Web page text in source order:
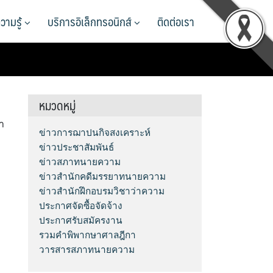
ามรู้ บริการอิเล็กทรอนิกส์ ติดต่อเรา
หมวดหมู่
ข่าวการฌาปนกิจสงเคราะห์
ข่าวประชาสัมพันธ์
ข่าวสภาทนายความ
ข่าวสำนักคดีมรรยาทนายความ
ข่าวสำนักฝึกอบรมวิชาว่าความ
ประกาศจัดซื้อจัดจ้าง
ประกาศรับสมัครงาน
รวมคำพิพากษาศาลฎีกา
วารสารสภาทนายความ